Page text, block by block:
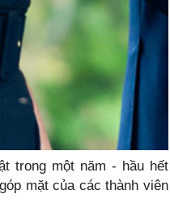
trong một năm - hầu hết
mặt của các thành viên